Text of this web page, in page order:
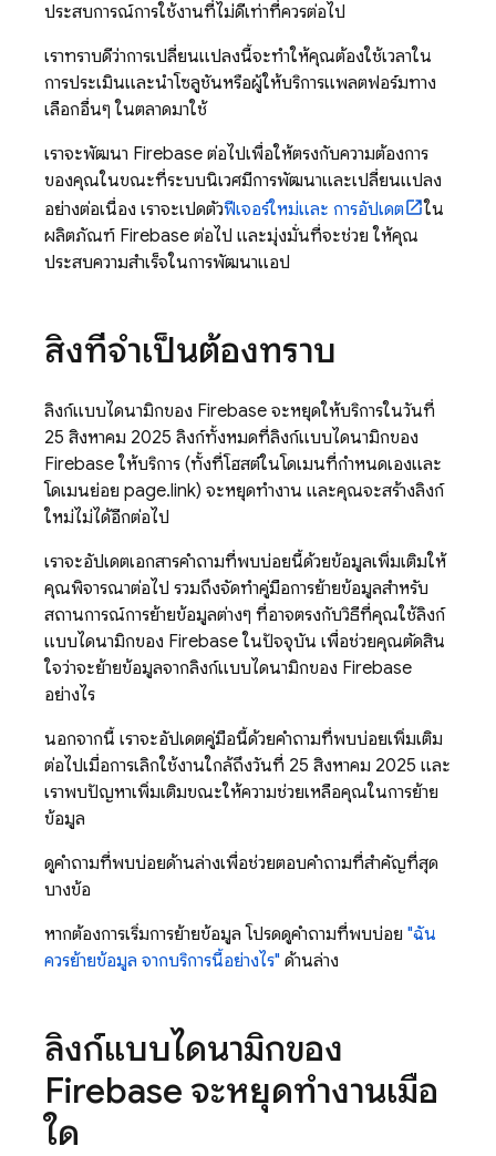
ประสบการณ์การใช้งานที่ไม่ดีเท่าที่ควรต่อไป
เราทราบดีว่าการเปลี่ยนแปลงนี้จะทำให้คุณต้องใช้เวลาใน
การประเมินและนำโซลูชันหรือผู้ให้บริการแพลตฟอร์มทาง
เลือกอื่นๆ ในตลาดมาใช้
เราจะพัฒนา Firebase ต่อไปเพื่อให้ตรงกับความต้องการ
ของคุณในขณะที่ระบบนิเวศมีการพัฒนาและเปลี่ยนแปลง
อย่างต่อเนื่อง เราจะเปิดตัวฟีเจอร์ใหม่และ การอัปเดต
ใน
ผลิตภัณฑ์ Firebase ต่อไป และมุ่งมั่นที่จะช่วย ให้คุณ
ประสบความสำเร็จในการพัฒนาแอป
สิ่งที่จำเป็นต้องทราบ
ลิงก์แบบไดนามิกของ Firebase จะหยุดให้บริการในวันที่
25 สิงหาคม 2025 ลิงก์ทั้งหมดที่ลิงก์แบบไดนามิกของ
Firebase ให้บริการ (ทั้งที่โฮสต์ในโดเมนที่กำหนดเองและ
โดเมนย่อย page.link) จะหยุดทำงาน และคุณจะสร้างลิงก์
ใหม่ไม่ได้อีกต่อไป
เราจะอัปเดตเอกสารคำถามที่พบบ่อยนี้ด้วยข้อมูลเพิ่มเติมให้
คุณพิจารณาต่อไป รวมถึงจัดทำคู่มือการย้ายข้อมูลสำหรับ
สถานการณ์การย้ายข้อมูลต่างๆ ที่อาจตรงกับวิธีที่คุณใช้ลิงก์
แบบไดนามิกของ Firebase ในปัจจุบัน เพื่อช่วยคุณตัดสิน
ใจว่าจะย้ายข้อมูลจากลิงก์แบบไดนามิกของ Firebase
อย่างไร
นอกจากนี้ เราจะอัปเดตคู่มือนี้ด้วยคำถามที่พบบ่อยเพิ่มเติม
ต่อไปเมื่อการเลิกใช้งานใกล้ถึงวันที่ 25 สิงหาคม 2025 และ
เราพบปัญหาเพิ่มเติมขณะให้ความช่วยเหลือคุณในการย้าย
ข้อมูล
ดูคำถามที่พบบ่อยด้านล่างเพื่อช่วยตอบคำถามที่สำคัญที่สุด
บางข้อ
หากต้องการเริ่มการย้ายข้อมูล โปรดดูคำถามที่พบบ่อย "ฉัน
ควรย้ายข้อมูล จากบริการนี้อย่างไร" ด้านล่าง
ลิงก์แบบไดนามิกของ
Firebase จะหยุดทำงานเมื่อ
ใด